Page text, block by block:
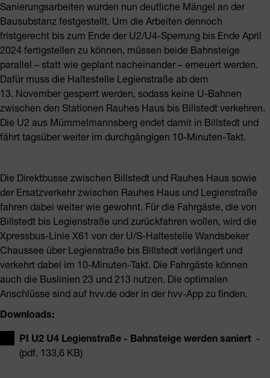
Sanierungsarbeiten wurden nun deutliche Mängel an der
Bausubstanz festgestellt. Um die Arbeiten dennoch
fristgerecht bis zum Ende der U2/U4-Sperrung bis Ende April
2024 fertigstellen zu können, müssen beide Bahnsteige
parallel – statt wie geplant nacheinander – erneuert werden.
Dafür muss die Haltestelle Legienstraße ab dem
13. November gesperrt werden, sodass keine U-Bahnen
zwischen den Stationen Rauhes Haus bis Billstedt verkehren.
Die U2 aus Mümmelmannsberg endet damit in Billstedt und
fährt tagsüber weiter im durchgängigen 10-Minuten-Takt.
Die Direktbusse zwischen Billstedt und Rauhes Haus sowie
der Ersatzverkehr zwischen Rauhes Haus und Legienstraße
fahren dabei weiter wie gewohnt. Für die Fahrgäste, die von
Billstedt bis Legienstraße und zurückfahren wollen, wird die
Xpressbus-Linie X61 von der U/S-Haltestelle Wandsbeker
Chaussee über Legienstraße bis Billstedt verlängert und
verkehrt dabei im 10-Minuten-Takt. Die Fahrgäste können
auch die Buslinien 23 und 213 nutzen. Die optimalen
Anschlüsse sind auf hvv.de oder in der hvv-App zu finden.
Downloads:
PI U2 U4 Legienstraße - Bahnsteige werden saniert -
(pdf, 133,6 KB)